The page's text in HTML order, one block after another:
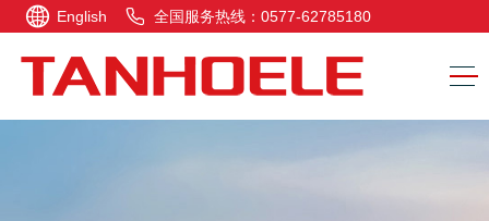
English 全国服务热线：0577-62785180